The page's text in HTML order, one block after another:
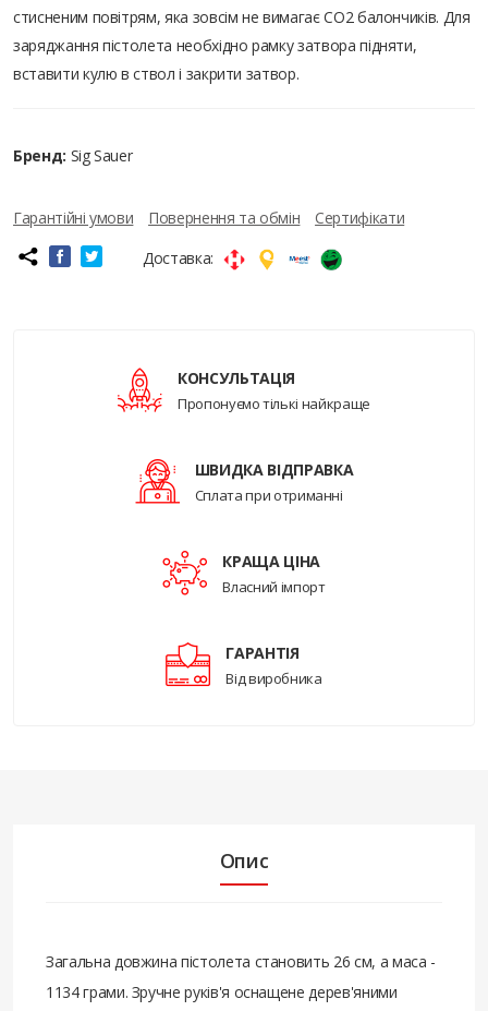
стисненим повітрям, яка зовсім не вимагає СО2 балончиків. Для
заряджання пістолета необхідно рамку затвора підняти,
вставити кулю в ствол і закрити затвор.
Бренд: Sig Sauer
Гарантійні умови Повернення та обмін
Сертифікати
Доставка:
КОНСУЛЬТАЦІЯ
Пропонуємо тількі найкраще
ШВИДКА ВІДПРАВКА
Сплата при отриманні
КРАЩА ЦІНА
Власний імпорт
ГАРАНТІЯ
Від виробника
Опис
Загальна довжина пістолета становить 26 см, а маса -
1134 грами. Зручне руків'я оснащене дерев'яними